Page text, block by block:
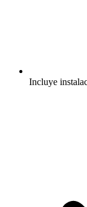
Incluye